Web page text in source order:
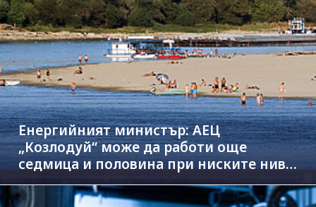
Енергийният министър: АЕЦ
„Козлодуй“ може да работи още
седмица и половина при ниските нива
на Дунав